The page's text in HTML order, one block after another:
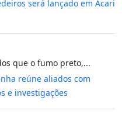
será lançado em Acari
que o fumo preto,...
reúne aliados com
e investigações